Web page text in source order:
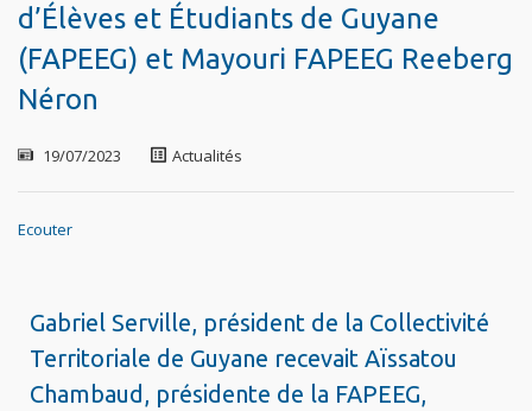
d’Élèves et Étudiants de Guyane
(FAPEEG) et Mayouri FAPEEG Reeberg
Néron
19/07/2023 Actualités
Ecouter
Gabriel Serville, président de la Collectivité
Territoriale de Guyane recevait Aïssatou
Chambaud, présidente de la FAPEEG,